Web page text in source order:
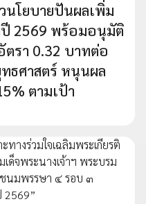
นโยบายปันผลเพิ่ม
ปี 2569 พร้อมอนุมัติ
รา 0.32 บาทต่อ
ธศาสตร์ หนุนผล
ตามเป้า